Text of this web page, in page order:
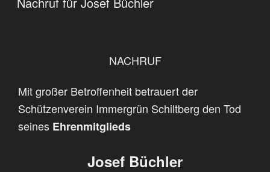
NACHRUF
Mit großer Betroffenheit betrauert der
Schützenverein Immergrün Schiltberg den Tod
seines Ehrenmitglieds
Josef Büchler